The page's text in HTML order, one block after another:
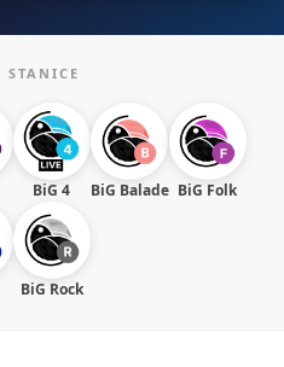
STANICE
BiG 4 BiG Balade BiG Folk
BiG Rock